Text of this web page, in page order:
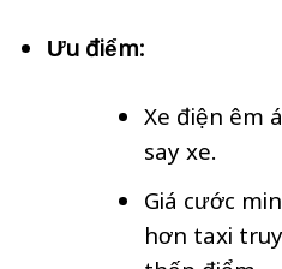
Ưu điểm:
Xe điện êm
say xe.
Giá cước
hơn taxi